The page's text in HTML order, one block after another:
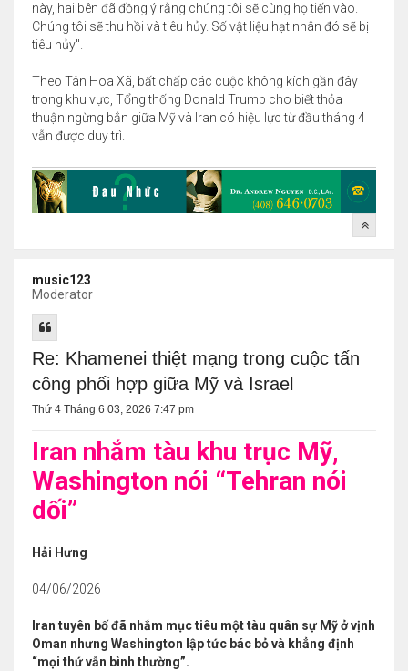
này, hai bên đã đồng ý rằng chúng tôi sẽ cùng họ tiến vào.
Chúng tôi sẽ thu hồi và tiêu hủy. Số vật liệu hạt nhân đó sẽ bị
tiêu hủy".
Theo Tân Hoa Xã, bất chấp các cuộc không kích gần đây
trong khu vực, Tổng thống Donald Trump cho biết thỏa
thuận ngừng bắn giữa Mỹ và Iran có hiệu lực từ đầu tháng 4
vẫn được duy trì.
music123
Moderator
Re: Khamenei thiệt mạng trong cuộc tấn
công phối hợp giữa Mỹ và Israel
Thứ 4 Tháng 6 03, 2026 7:47 pm
Iran nhắm tàu khu trục Mỹ,
Washington nói “Tehran nói
dối”
Hải Hưng
04/06/2026
Iran tuyên bố đã nhắm mục tiêu một tàu quân sự Mỹ ở vịnh
Oman nhưng Washington lập tức bác bỏ và khẳng định
“mọi thứ vẫn bình thường”.